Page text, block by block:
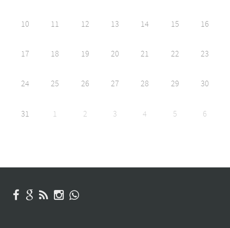
10 11 12 13 14 15 16
17 18 19 20 21 22 23
24 25 26 27 28 29 30
31 1 2 3 4 5 6